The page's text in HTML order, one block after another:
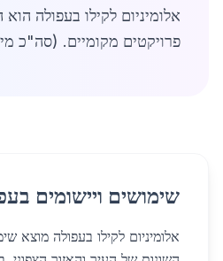
אלומיניום לקילו בעפולה
פרויקטים מקומיים. (סה"כ מילים:
שימושים ויישומים
אלומיניום לקילו בעפולה מוצא